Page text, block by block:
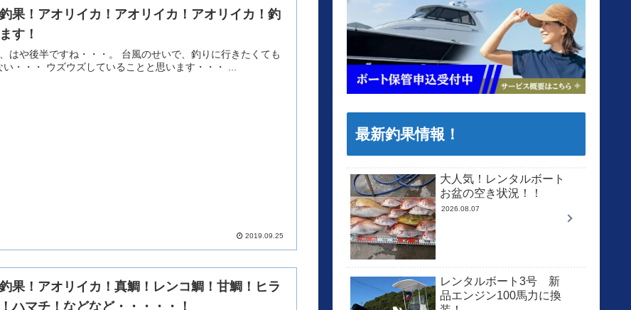
果！アオリイカ！アオリイカ！アオリイカ！釣
す！
半ですね・・・。 台風のせいで、釣りに行きたくても
い・・・ ウズウズしていることと思います・・・ ...
2019.09.25
果！アオリイカ！真鯛！レンコ鯛！甘鯛！ヒラ
ハマチ！などなど・・・・・！
最新釣果情報！
大人気！レンタルボート
お盆の空き状況！！
2026.08.07
レンタルボート3号 新
品エンジン100馬力に換